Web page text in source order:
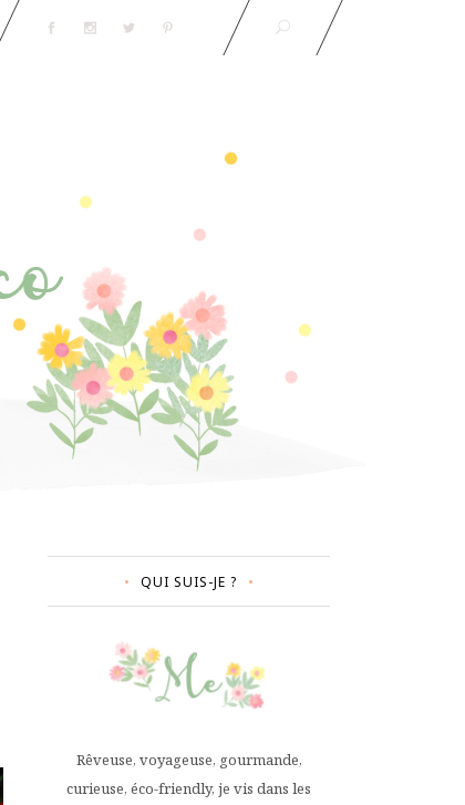
QUI SUIS-JE ?
Rêveuse, voyageuse, gourmande,
curieuse, éco-friendly, je vis dans les